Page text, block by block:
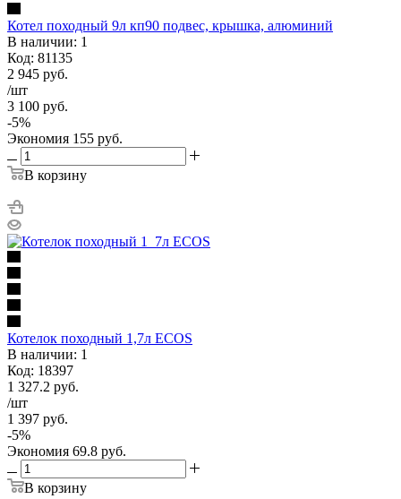
Котел походный 9л кп90 подвес, крышка, алюминий
В наличии: 1
Код: 81135
2 945 руб.
/шт
3 100 руб.
-5%
Экономия 155 руб.
В корзину
Котелок походный 1,7л ECOS
В наличии: 1
Код: 18397
1 327.2 руб.
/шт
1 397 руб.
-5%
Экономия 69.8 руб.
В корзину